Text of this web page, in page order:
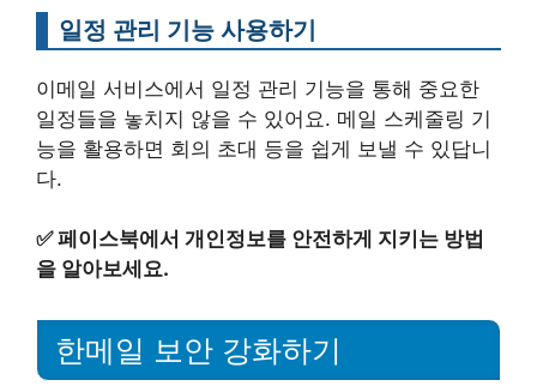
일정 관리 기능 사용하기
이메일 서비스에서 일정 관리 기능을 통해 중요한
일정들을 놓치지 않을 수 있어요. 메일 스케줄링 기
능을 활용하면 회의 초대 등을 쉽게 보낼 수 있답니
다.
✅페이스북에서 개인정보를 안전하게 지키는 방법
을 알아보세요.
한메일 보안 강화하기